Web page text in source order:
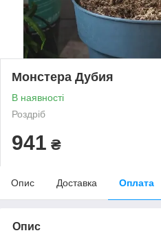
Монстера Дубия
В наявності
Роздріб
941 ₴
Опис Доставка Оплата
Опис